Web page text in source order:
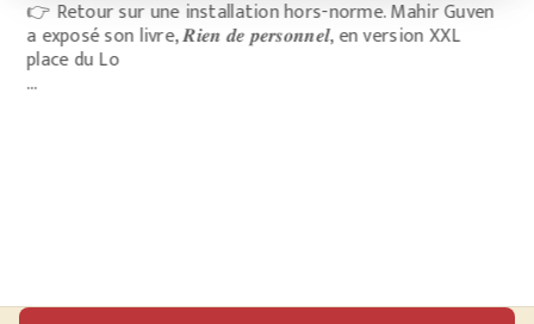
👉 Retour sur une installation hors-norme. Mahir Guven
a exposé son livre, 𝑹𝒊𝒆𝒏 𝒅𝒆 𝒑𝒆𝒓𝒔𝒐𝒏𝒏𝒆𝒍, en version XXL
place du Lo
…